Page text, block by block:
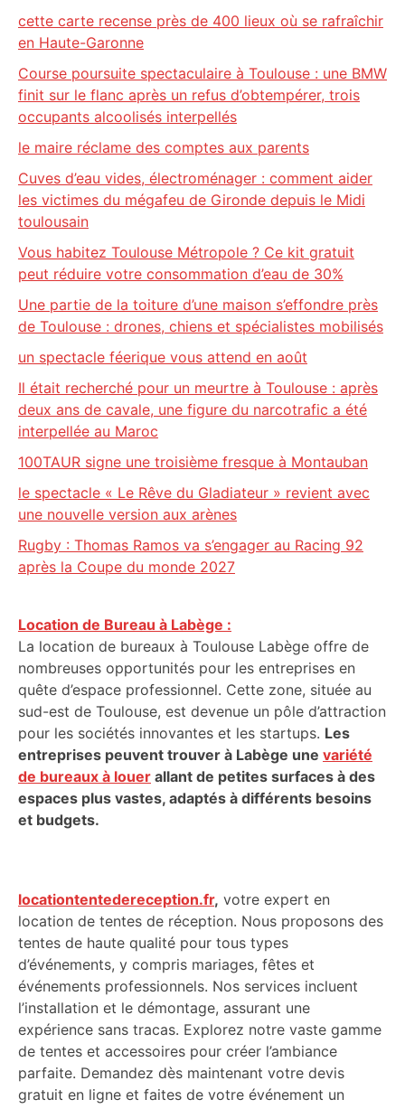
cette carte recense près de 400 lieux où se rafraîchir
en Haute-Garonne
Course poursuite spectaculaire à Toulouse : une BMW
finit sur le flanc après un refus d’obtempérer, trois
occupants alcoolisés interpellés
le maire réclame des comptes aux parents
Cuves d’eau vides, électroménager : comment aider
les victimes du mégafeu de Gironde depuis le Midi
toulousain
Vous habitez Toulouse Métropole ? Ce kit gratuit
peut réduire votre consommation d’eau de 30%
Une partie de la toiture d’une maison s’effondre près
de Toulouse : drones, chiens et spécialistes mobilisés
un spectacle féerique vous attend en août
Il était recherché pour un meurtre à Toulouse : après
deux ans de cavale, une figure du narcotrafic a été
interpellée au Maroc
100TAUR signe une troisième fresque à Montauban
le spectacle « Le Rêve du Gladiateur » revient avec
une nouvelle version aux arènes
Rugby : Thomas Ramos va s’engager au Racing 92
après la Coupe du monde 2027
Location de Bureau à Labège :
La location de bureaux à Toulouse Labège offre de
nombreuses opportunités pour les entreprises en
quête d’espace professionnel. Cette zone, située au
sud-est de Toulouse, est devenue un pôle d’attraction
pour les sociétés innovantes et les startups. Les
entreprises peuvent trouver à Labège une variété
de bureaux à louer allant de petites surfaces à des
espaces plus vastes, adaptés à différents besoins
et budgets.
locationtentedereception.fr, votre expert en
location de tentes de réception. Nous proposons des
tentes de haute qualité pour tous types
d’événements, y compris mariages, fêtes et
événements professionnels. Nos services incluent
l’installation et le démontage, assurant une
expérience sans tracas. Explorez notre vaste gamme
de tentes et accessoires pour créer l’ambiance
parfaite. Demandez dès maintenant votre devis
gratuit en ligne et faites de votre événement un